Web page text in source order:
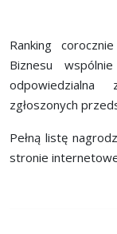
Ranking
Biznesu
odpowiedzialna
zgłoszonych
Pełną listę
stronie